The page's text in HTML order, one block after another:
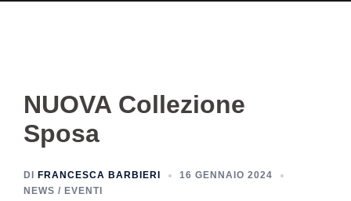
NUOVA Collezione
Sposa
DI FRANCESCA BARBIERI
16 GENNAIO 2024
NEWS / EVENTI